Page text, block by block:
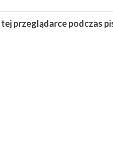
przeglądarce podczas